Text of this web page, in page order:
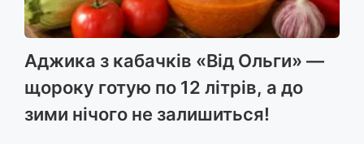
Аджика з кабачків «Від Ольги» —
щороку готую по 12 літрів, а до
зими нічого не залишиться!